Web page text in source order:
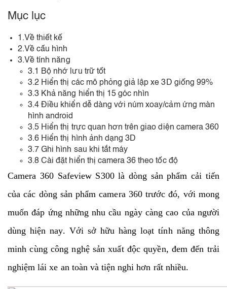
Mục lục
1.Về thiết kế
2.Về cấu hình
3.Về tính năng
3.1 Bộ nhớ lưu trữ tốt
3.2 Hiển thị các mô phỏng giả lập xe 3D giống 99%
3.3 Khả năng hiển thị 15 góc nhìn
3.4 Điều khiển dễ dàng với núm xoay/cảm ứng màn
hình android
3.5 Hiển thị trực quan hơn trên giao diện camera 360
3.6 Hiển thị hình ảnh dạng 3D
3.7 Ghi hình sau khi tắt máy
3.8 Cài đặt hiển thị camera 36 theo tốc độ
Camera 360 Safeview S300 là dòng sản phẩm cải tiến
của các dòng sản phẩm camera 360 trước đó, với mong
muốn đáp ứng những nhu cầu ngày càng cao của người
dùng hiện nay. Với sở hữu hàng loạt tính năng thông
minh cùng công nghệ sản xuất độc quyền, đem đến trải
nghiệm lái xe an toàn và tiện nghi hơn rất nhiều.